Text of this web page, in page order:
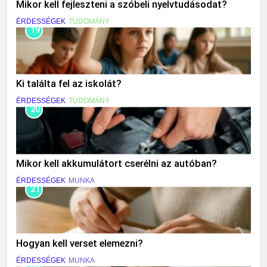
Mikor kell fejleszteni a szóbeli nyelvtudásodat?
ÉRDESSÉGEK TUDOMÁNY
19
Ki találta fel az iskolát?
ÉRDESSÉGEK TUDOMÁNY
20
Mikor kell akkumulátort cserélni az autóban?
ÉRDESSÉGEK MUNKA
21
Hogyan kell verset elemezni?
ÉRDESSÉGEK MUNKA